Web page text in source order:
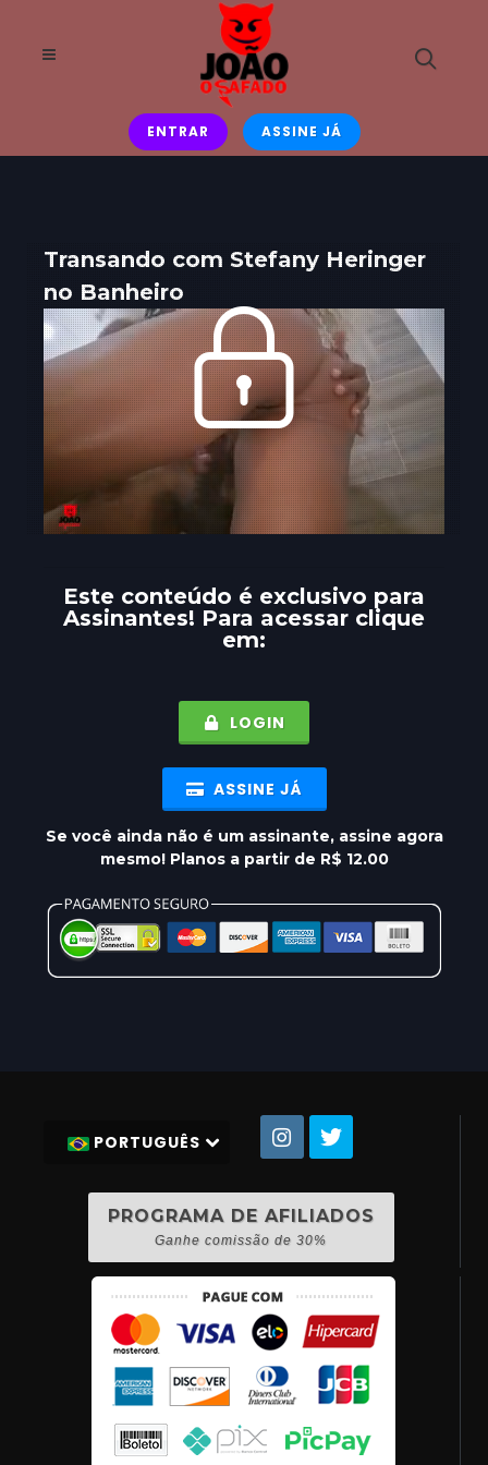
ENTRAR ASSINE JÁ
Transando com Stefany Heringer
no Banheiro
Este conteúdo é exclusivo para
Assinantes! Para acessar clique
em:
LOGIN
ASSINE JÁ
Se você ainda não é um assinante, assine agora
mesmo! Planos a partir de R$ 12.00
PORTUGUÊS
PROGRAMA DE AFILIADOS
Ganhe comissão de 30%